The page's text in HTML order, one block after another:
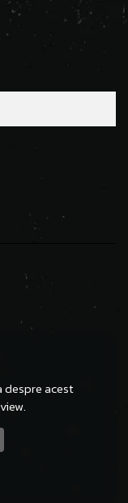
despre acest